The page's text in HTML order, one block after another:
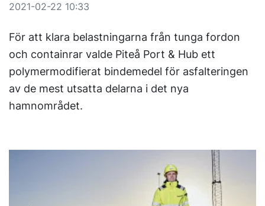
2021-02-22 10:33
För att klara belastningarna från tunga fordon
och containrar valde Piteå Port & Hub ett
polymermodifierat bindemedel för asfalteringen
av de mest utsatta delarna i det nya
hamnområdet.